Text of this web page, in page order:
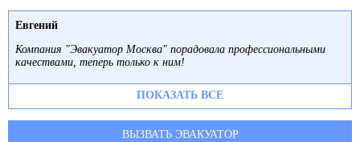
Евгений
Компания "Эвакуатор Москва" порадовала профессиональными
качествами, теперь только к ним!
ПОКАЗАТЬ ВСЕ
ВЫЗВАТЬ ЭВАКУАТОР